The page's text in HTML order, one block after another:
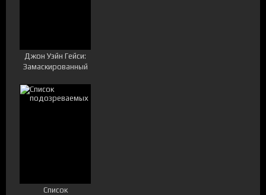
Джон Уэйн Гейси:
Замаскированный
Список